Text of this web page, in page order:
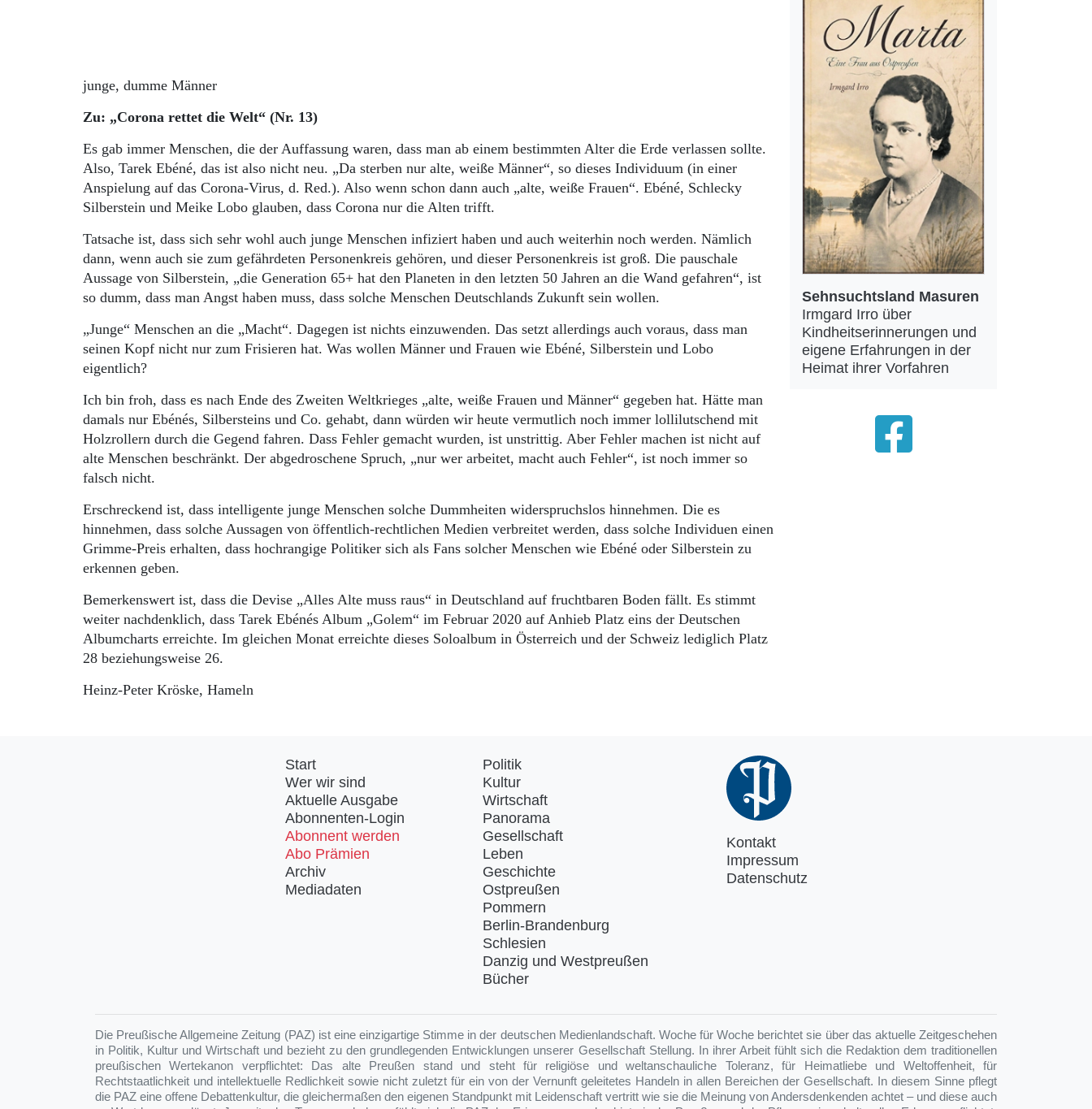
junge, dumme Männer
Zu: „Corona rettet die Welt“ (Nr. 13)
Es gab immer Menschen, die der Auffassung waren, dass man ab einem bestimmten Alter die Erde verlassen sollte.
Also, Tarek Ebéné, das ist also nicht neu. „Da sterben nur alte, weiße Männer“, so dieses Individuum (in einer
Anspielung auf das Corona-Virus, d. Red.). Also wenn schon dann auch „alte, weiße Frauen“. Ebéné, Schlecky
Silberstein und Meike Lobo glauben, dass Corona nur die Alten trifft.
Tatsache ist, dass sich sehr wohl auch junge Menschen infiziert haben und auch weiterhin noch werden. Nämlich
dann, wenn auch sie zum gefährdeten Personenkreis gehören, und dieser Personenkreis ist groß. Die pauschale
Aussage von Silberstein, „die Generation 65+ hat den Planeten in den letzten 50 Jahren an die Wand gefahren“, ist
so dumm, dass man Angst haben muss, dass solche Menschen Deutschlands Zukunft sein wollen.
„Junge“ Menschen an die „Macht“. Dagegen ist nichts einzuwenden. Das setzt allerdings auch voraus, dass man
seinen Kopf nicht nur zum Frisieren hat. Was wollen Männer und Frauen wie Ebéné, Silberstein und Lobo
eigentlich?
Ich bin froh, dass es nach Ende des Zweiten Weltkrieges „alte, weiße Frauen und Männer“ gegeben hat. Hätte man
damals nur Ebénés, Silbersteins und Co. gehabt, dann würden wir heute vermutlich noch immer lollilutschend mit
Holzrollern durch die Gegend fahren. Dass Fehler gemacht wurden, ist unstrittig. Aber Fehler machen ist nicht auf
alte Menschen beschränkt. Der abgedroschene Spruch, „nur wer arbeitet, macht auch Fehler“, ist noch immer so
falsch nicht.
Erschreckend ist, dass intelligente junge Menschen solche Dummheiten widerspruchslos hinnehmen. Die es
hinnehmen, dass solche Aussagen von öffentlich-rechtlichen Medien verbreitet werden, dass solche Individuen einen
Grimme-Preis erhalten, dass hochrangige Politiker sich als Fans solcher Menschen wie Ebéné oder Silberstein zu
erkennen geben.
Bemerkenswert ist, dass die Devise „Alles Alte muss raus“ in Deutschland auf fruchtbaren Boden fällt. Es stimmt
weiter nachdenklich, dass Tarek Ebénés Album „Golem“ im Februar 2020 auf Anhieb Platz eins der Deutschen
Albumcharts erreichte. Im gleichen Monat erreichte dieses Soloalbum in Österreich und der Schweiz lediglich Platz
28 beziehungsweise 26.
Heinz-Peter Kröske, Hameln
Sehnsuchtsland Masuren
Irmgard Irro über
Kindheitserinnerungen und
eigene Erfahrungen in der
Heimat ihrer Vorfahren
Start
Wer wir sind
Aktuelle Ausgabe
Abonnenten-Login
Abonnent werden
Abo Prämien
Archiv
Mediadaten
Politik
Kultur
Wirtschaft
Panorama
Gesellschaft
Leben
Geschichte
Ostpreußen
Pommern
Berlin-Brandenburg
Schlesien
Danzig und Westpreußen
Bücher
Kontakt
Impressum
Datenschutz
Die Preußische Allgemeine Zeitung (PAZ) ist eine einzigartige Stimme in der deutschen Medienlandschaft. Woche für Woche berichtet sie über das aktuelle Zeitgeschehen
in Politik, Kultur und Wirtschaft und bezieht zu den grundlegenden Entwicklungen unserer Gesellschaft Stellung. In ihrer Arbeit fühlt sich die Redaktion dem traditionellen
preußischen Wertekanon verpflichtet: Das alte Preußen stand und steht für religiöse und weltanschauliche Toleranz, für Heimatliebe und Weltoffenheit, für
Rechtstaatlichkeit und intellektuelle Redlichkeit sowie nicht zuletzt für ein von der Vernunft geleitetes Handeln in allen Bereichen der Gesellschaft. In diesem Sinne pflegt
die PAZ eine offene Debattenkultur, die gleichermaßen den eigenen Standpunkt mit Leidenschaft vertritt wie sie die Meinung von Andersdenkenden achtet – und diese auch